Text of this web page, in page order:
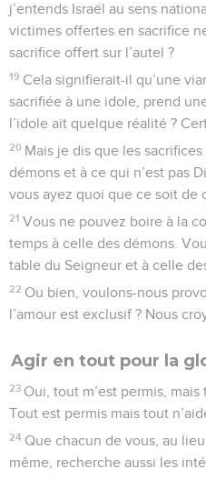
j’entends Israël au sens
victimes offertes en sacrifice
sacrifice offert sur l’autel ?
19 Cela signifierait-il qu’une
sacrifiée à une idole, prend
l’idole ait quelque réalité ?
20 Mais je dis que les
démons et à ce qui n’est pas
vous ayez quoi que ce soit de
21 Vous ne pouvez boire à la
temps à celle des démons.
table du Seigneur et à celle
22 Ou bien, voulons-nous
l’amour est exclusif ? Nous
Agir en tout pour la
23 Oui, tout m’est permis, mais
Tout est permis mais tout
24 Que chacun de vous, au
même, recherche aussi les